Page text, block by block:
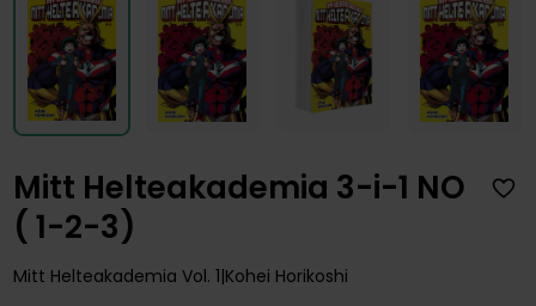
Mitt Helteakademia 3-i-1 NO
( 1-2-3)
Mitt Helteakademia Vol. 1 Kohei Horikoshi